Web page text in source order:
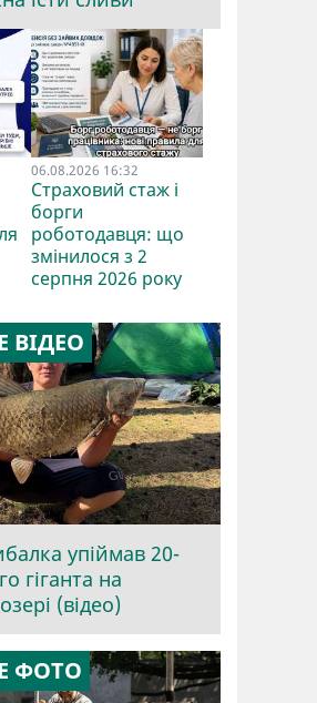
06.08.2026 16:32
Страховий стаж і
борги
роботодавця: що
змінилося з 2
серпня 2026 року
ВІДЕО
упіймав 20-
гіганта на
(відео)
ФОТО